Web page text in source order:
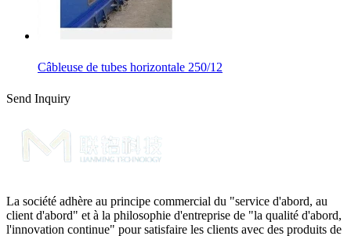
Câbleuse de tubes horizontale 250/12
Send Inquiry
La société adhère au principe commercial du "service d'abord, au
client d'abord" et à la philosophie d'entreprise de "la qualité d'abord,
l'innovation continue" pour satisfaire les clients avec des produits de